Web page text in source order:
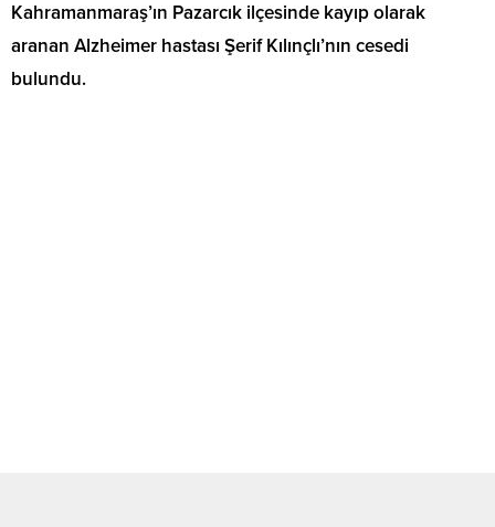
Kahramanmaraş’ın Pazarcık ilçesinde kayıp olarak
aranan Alzheimer hastası Şerif Kılınçlı’nın cesedi
bulundu.